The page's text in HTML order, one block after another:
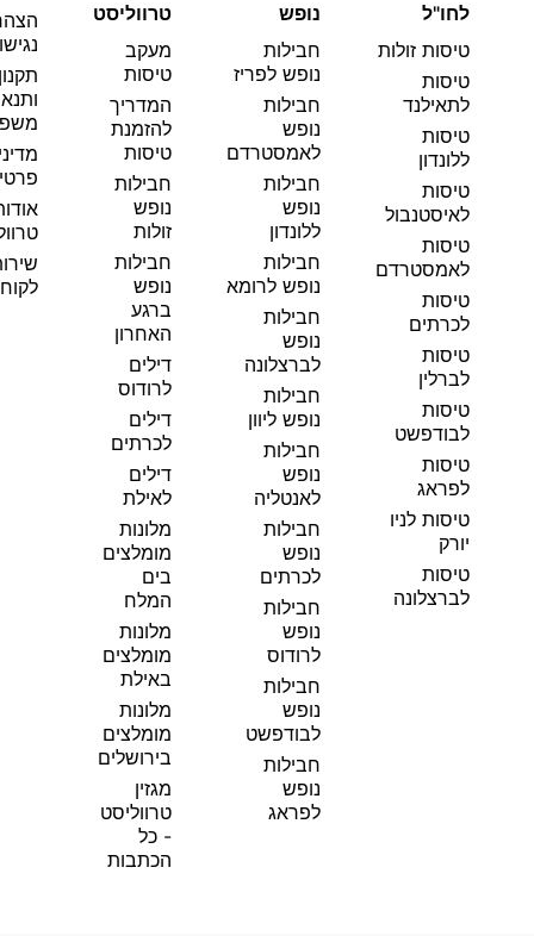
לחו"ל
טיסות זולות
טיסות
לתאילנד
טיסות
ללונדון
טיסות
לאיסטנבול
טיסות
לאמסטרדם
טיסות
לכרתים
טיסות
לברלין
טיסות
לבודפשט
טיסות
לפראג
טיסות לניו
יורק
טיסות
לברצלונה
נופש
חבילות
נופש לפריז
חבילות
נופש
לאמסטרדם
חבילות
נופש
ללונדון
חבילות
נופש לרומא
חבילות
נופש
לברצלונה
חבילות
נופש ליוון
חבילות
נופש
לאנטליה
חבילות
נופש
לכרתים
חבילות
נופש
לרודוס
חבילות
נופש
לבודפשט
חבילות
נופש
לפראג
טרווליסט
מעקב
טיסות
המדריך
להזמנת
טיסות
חבילות
נופש
זולות
חבילות
נופש
ברגע
האחרון
דילים
לרודוס
דילים
לכרתים
דילים
לאילת
מלונות
מומלצים
בים
המלח
מלונות
מומלצים
באילת
מלונות
מומלצים
בירושלים
מגזין
טרווליסט
- כל
הכתבות